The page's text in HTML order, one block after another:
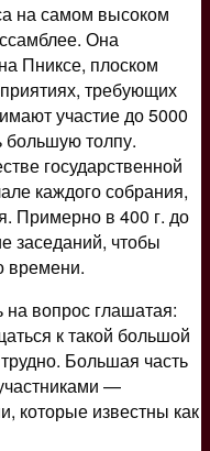
на самом высоком
Она
Пниксе, плоском
требующих
участие до 5000
большую толпу.
государственной
каждого собрания,
Примерно в 400 г. до
заседаний, чтобы
времени.
вопрос глашатая:
к такой большой
Большая часть
—
которые известны как